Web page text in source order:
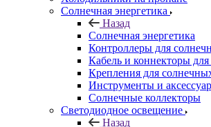
Солнечная энергетика
Назад
Солнечная энергетика
Контроллеры для
Кабель и коннекторы
Крепления для
Инструменты и
Солнечные коллекторы
Светодиодное освещение
Назад